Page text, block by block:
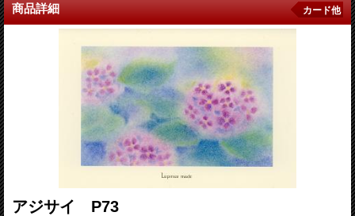
商品詳細 カード他
アジサイ P73